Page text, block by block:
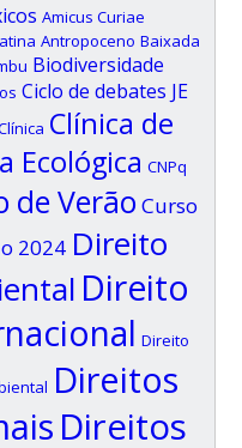
Amicus Curiae
Antropoceno Baixada
Biodiversidade
Ciclo de debates JE
Clínica de
Ecológica CNPq
de Verão Curso
2024 Direito
Direito
Direito
Direitos
Direitos